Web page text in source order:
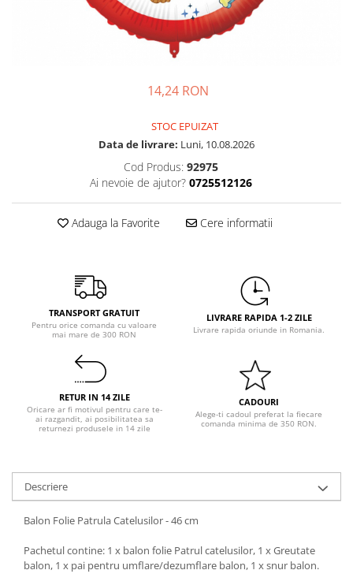
Petrecere Star Wars
Petrecere Ferma Animalelor
Petrecere Frozen
Petrecere LOL Surprise
Petrecere Mica Sirena
Petrecere Pisicute
Petrecere Printese Disney
Petrecere Unicorni
Petreceri Adulti
Petrecere Disco
Petrecere Anii '20
Petrecere Mexicana
Petrecere Majorat
Petrecere 30 ani
Petrecere 40 Ani
Petrecere 50 ani
Ocazie
14,24 RON
STOC EPUIZAT
Data de livrare: Luni, 10.08.2026
Cod Produs: 92975
Ai nevoie de ajutor? 0725512126
Adauga la Favorite Cere informatii
TRANSPORT GRATUIT
Pentru orice comanda cu valoare
mai mare de 300 RON
LIVRARE RAPIDA 1-2 ZILE
Livrare rapida oriunde in Romania.
RETUR IN 14 ZILE
Oricare ar fi motivul pentru care te-
ai razgandit, ai posibilitatea sa
returnezi produsele in 14 zile
CADOURI
Alege-ti cadoul preferat la fiecare
comanda minima de 350 RON.
Descriere
Balon Folie Patrula Catelusilor - 46 cm
Pachetul contine: 1 x balon folie Patrul catelusilor, 1 x Greutate
balon, 1 x pai pentru umflare/dezumflare balon, 1 x snur balon.